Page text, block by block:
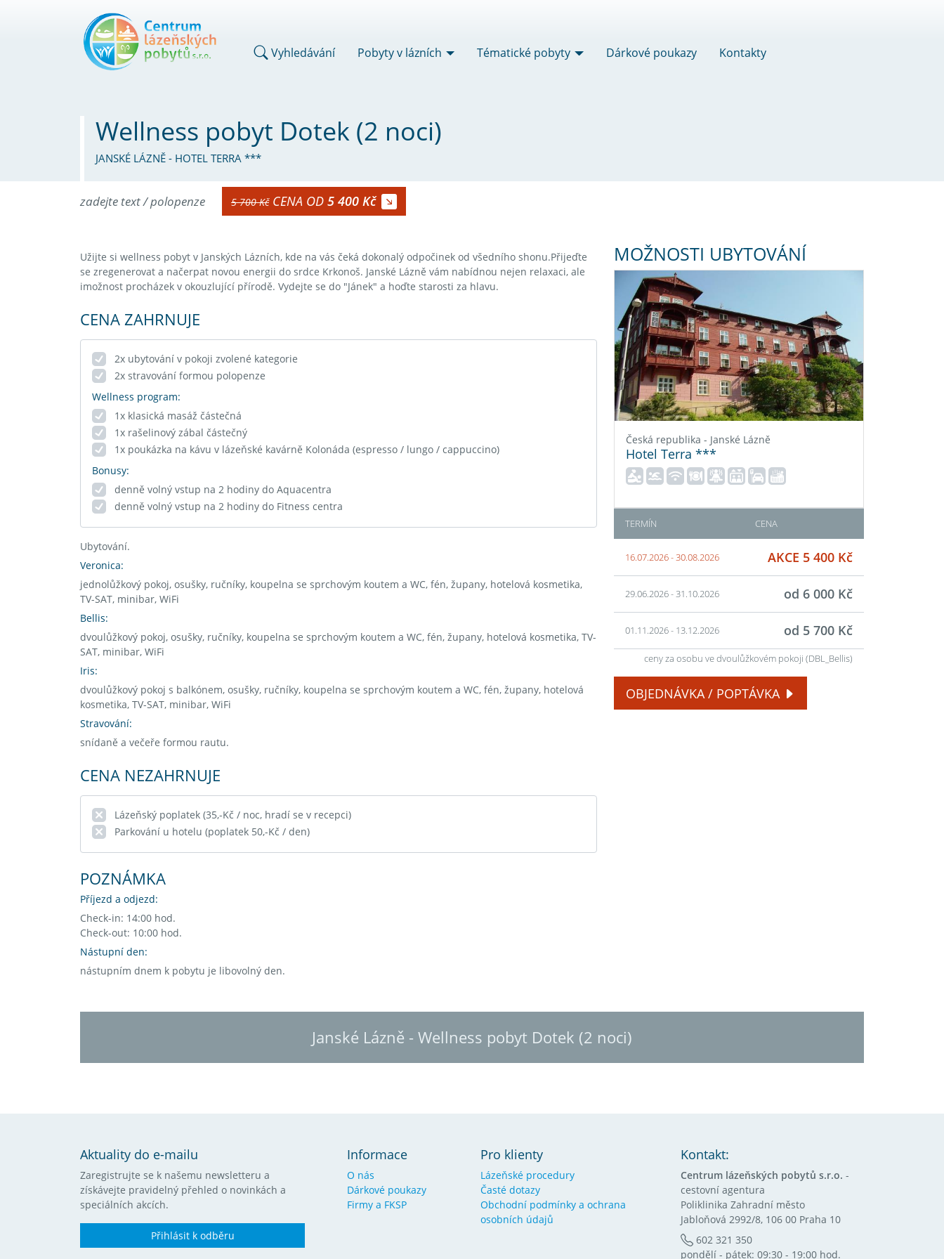
Vyhledávání Pobyty v lázních Tématické pobyty Dárkové poukazy Kontakty
Wellness pobyt Dotek (2 noci)
JANSKÉ LÁZNĚ - HOTEL TERRA ***
zadejte text / polopenze 5 700 KčCENA OD 5 400 Kč
Užijte si wellness pobyt v Janských Lázních, kde na vás čeká dokonalý odpočinek od všedního shonu.Přijeďte
se zregenerovat a načerpat novou energii do srdce Krkonoš. Janské Lázně vám nabídnou nejen relaxaci, ale
imožnost procházek v okouzlující přírodě. Vydejte se do "Jánek" a hoďte starosti za hlavu.
CENA ZAHRNUJE
2x ubytování v pokoji zvolené kategorie
2x stravování formou polopenze
Wellness program:
1x klasická masáž částečná
1x rašelinový zábal částečný
1x poukázka na kávu v lázeňské kavárně Kolonáda (espresso / lungo / cappuccino)
Bonusy:
denně volný vstup na 2 hodiny do Aquacentra
denně volný vstup na 2 hodiny do Fitness centra
Ubytování.
Veronica:
jednolůžkový pokoj, osušky, ručníky, koupelna se sprchovým koutem a WC, fén, župany, hotelová kosmetika,
TV-SAT, minibar, WiFi
Bellis:
dvoulůžkový pokoj, osušky, ručníky, koupelna se sprchovým koutem a WC, fén, župany, hotelová kosmetika, TV-
SAT, minibar, WiFi
Iris:
dvoulůžkový pokoj s balkónem, osušky, ručníky, koupelna se sprchovým koutem a WC, fén, župany, hotelová
kosmetika, TV-SAT, minibar, WiFi
Stravování:
snídaně a večeře formou rautu.
CENA NEZAHRNUJE
Lázeňský poplatek (35,-Kč / noc, hradí se v recepci)
Parkování u hotelu (poplatek 50,-Kč / den)
POZNÁMKA
Příjezd a odjezd:
Check-in: 14:00 hod.
Check-out: 10:00 hod.
Nástupní den:
nástupním dnem k pobytu je libovolný den.
MOŽNOSTI UBYTOVÁNÍ
Česká republika - Janské Lázně
Hotel Terra ***
TERMÍN CENA
16.07.2026 - 30.08.2026 AKCE 5 400 Kč
29.06.2026 - 31.10.2026 od 6 000 Kč
01.11.2026 - 13.12.2026 od 5 700 Kč
ceny za osobu ve dvoulůžkovém pokoji (DBL_Bellis)
OBJEDNÁVKA / POPTÁVKA
Janské Lázně - Wellness pobyt Dotek (2 noci)
Aktuality do e-mailu
Zaregistrujte se k našemu newsletteru a
získávejte pravidelný přehled o novinkách a
speciálních akcích.
Přihlásit k odběru
Informace
O nás
Dárkové poukazy
Firmy a FKSP
Pro klienty
Lázeňské procedury
Časté dotazy
Obchodní podmínky a ochrana
osobních údajů
Kontakt:
Centrum lázeňských pobytů s.r.o. -
cestovní agentura
Poliklinika Zahradní město
Jabloňová 2992/8, 106 00 Praha 10
602 321 350
pondělí - pátek: 09:30 - 19:00 hod.